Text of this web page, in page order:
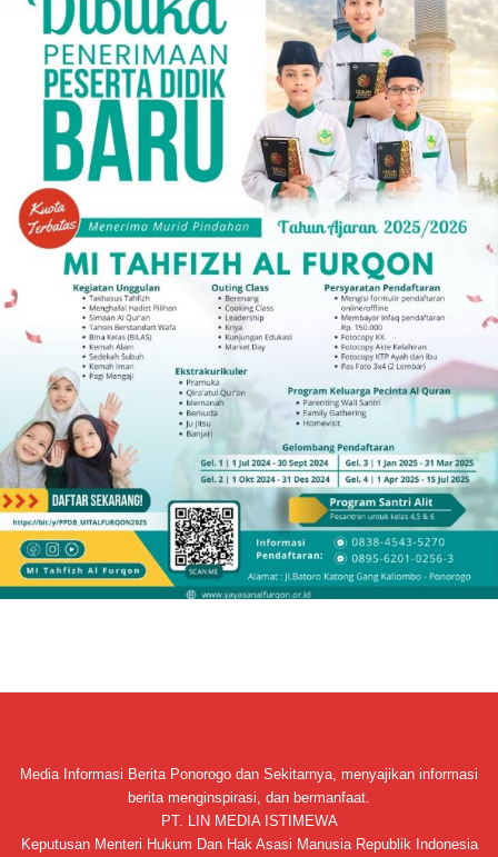
Media Informasi Berita Ponorogo dan Sekitarnya, menyajikan informasi
berita menginspirasi, dan bermanfaat.
PT. LIN MEDIA ISTIMEWA
Keputusan Menteri Hukum Dan Hak Asasi Manusia Republik Indonesia